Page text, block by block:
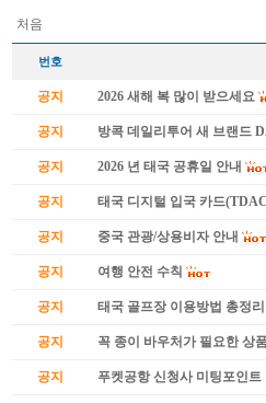
처음
번호
공지 2026 새해 복 많이 받으세요
공지 방콕 데일리투어 새 브랜드
공지 2026 년 태국 공휴일 안내
공지 태국 디지털 입국 카드
공지 중국 관광/상용비자 안내
공지 여행 안전 수칙
공지 태국 골프장 이용방법 총정리
공지 꼭 종이 바우처가 필요한 상
공지 푸켓공항 신청사 미팅포인트